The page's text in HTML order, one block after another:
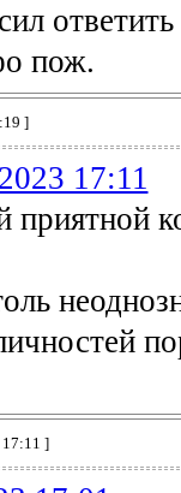
пож.
]
17:11
приятной
]